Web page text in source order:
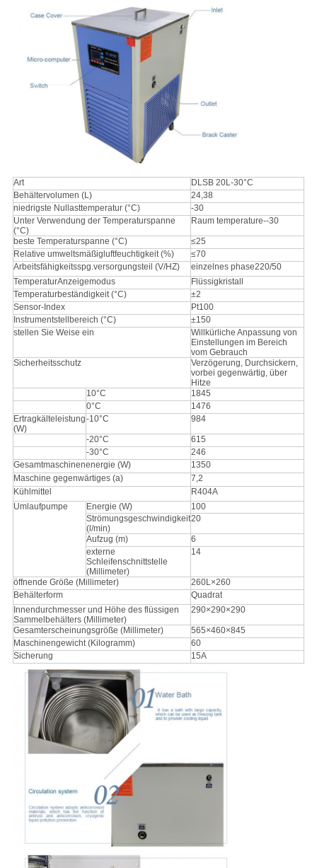
Art
DLSB 20L-30°C
Behältervolumen (L)
24,38
niedrigste Nullasttemperatur (°C)
-30
Unter Verwendung der Temperaturspanne
(°C)
Raum temperature--30
beste Temperaturspanne (°C)
≤25
Relative umweltsmäßigluftfeuchtigkeit (%)
≤70
Arbeitsfähigkeitsspg.versorgungsteil (V/HZ)
einzelnes phase220/50
TemperaturAnzeigemodus
Flüssigkristall
Temperaturbeständigkeit (°C)
±2
Sensor-Index
Pt100
Instrumentstellbereich (°C)
±150
stellen Sie Weise ein
Willkürliche Anpassung von
Einstellungen im Bereich
vom Gebrauch
Sicherheitsschutz
Verzögerung, Durchsickern,
vorbei gegenwärtig, über
Hitze
10°C
1845
0°C
1476
Ertragkälteleistung
(W)
-10°C 984
-20°C
615
-30°C
246
Gesamtmaschinenenergie (W)
1350
Maschine gegenwärtiges (a)
7,2
Kühlmittel
R404A
Umlaufpumpe
Energie (W)
100
Strömungsgeschwindigkeit
(l/min)
20
Aufzug (m)
6
externe
Schleifenschnittstelle
(Millimeter)
14
öffnende Größe (Millimeter)
260L×260
Behälterform
Quadrat
Innendurchmesser und Höhe des flüssigen
Sammelbehälters (Millimeter)
290×290×290
Gesamterscheinungsgröße (Millimeter)
565×460×845
Maschinengewicht (Kilogramm)
60
Sicherung
15A